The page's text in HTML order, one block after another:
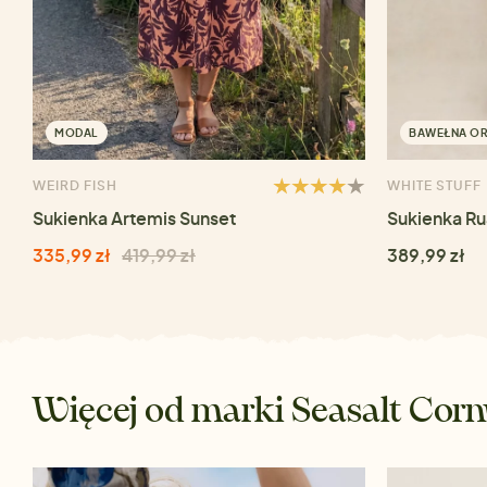
MODAL
WEIRD FISH
Sukienka Artemis Sunset
335,99 zł 419,99 zł
BAWEŁNA
WHITE STUFF
Sukienka
389,99 zł
Więcej od marki Seasalt